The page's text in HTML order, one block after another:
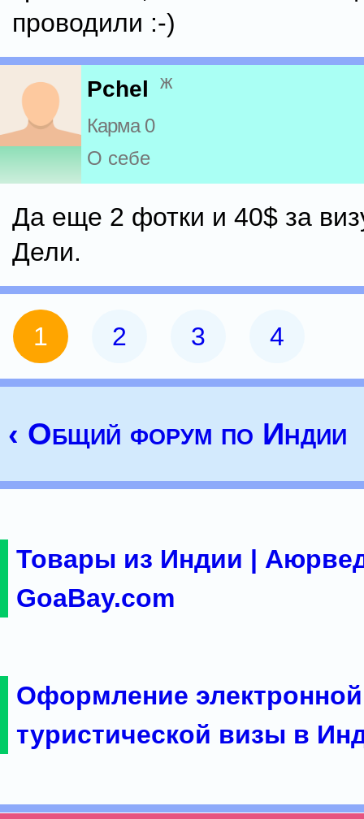
проводили :-)
Pchel ж
Карма 0
О себе
Да еще 2 фотки и 40$ за
Дели.
1 2 3 4
‹ Общий форум по Индии
Товары из Индии |
GoaBay.com
Оформление электронной
туристической визы в